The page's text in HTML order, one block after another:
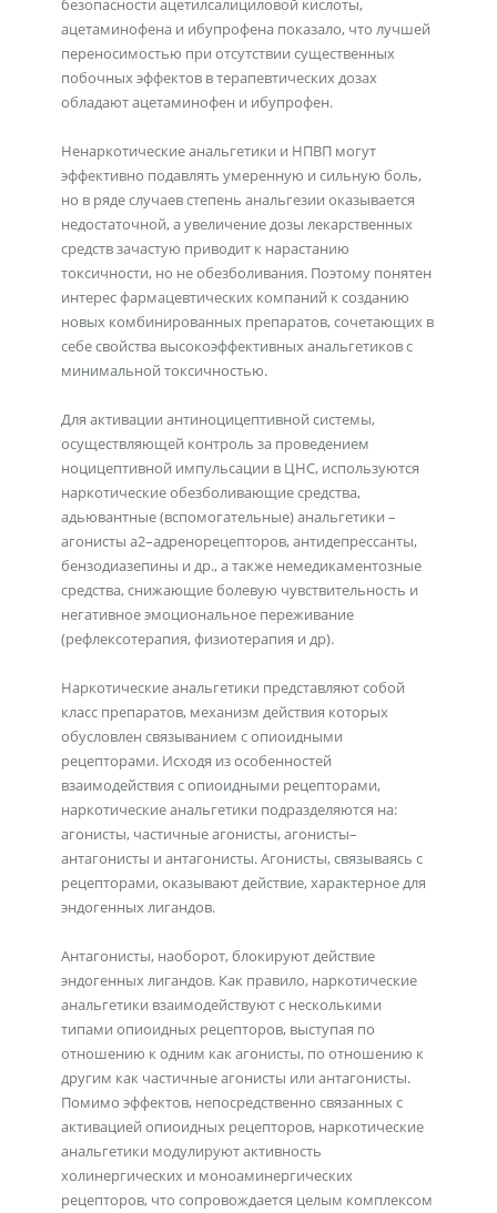
безопасности ацетилсалициловой кислоты,
ацетаминофена и ибупрофена показало, что лучшей
переносимостью при отсутствии существенных
побочных эффектов в терапевтических дозах
обладают ацетаминофен и ибупрофен.
Ненаркотические анальгетики и НПВП могут
эффективно подавлять умеренную и сильную боль,
но в ряде случаев степень анальгезии оказывается
недостаточной, а увеличение дозы лекарственных
средств зачастую приводит к нарастанию
токсичности, но не обезболивания. Поэтому понятен
интерес фармацевтических компаний к созданию
новых комбинированных препаратов, сочетающих в
себе свойства высокоэффективных анальгетиков с
минимальной токсичностью.
Для активации антиноцицептивной системы,
осуществляющей контроль за проведением
ноцицептивной импульсации в ЦНС, используются
наркотические обезболивающие средства,
адьювантные (вспомогательные) анальгетики –
агонисты a2–адренорецепторов, антидепрессанты,
бензодиазепины и др., а также немедикаментозные
средства, снижающие болевую чувствительность и
негативное эмоциональное переживание
(рефлексотерапия, физиотерапия и др).
Наркотические анальгетики представляют собой
класс препаратов, механизм действия которых
обусловлен связыванием с опиоидными
рецепторами. Исходя из особенностей
взаимодействия с опиоидными рецепторами,
наркотические анальгетики подразделяются на:
агонисты, частичные агонисты, агонисты–
антагонисты и антагонисты. Агонисты, связываясь с
рецепторами, оказывают действие, характерное для
эндогенных лигандов.
Антагонисты, наоборот, блокируют действие
эндогенных лигандов. Как правило, наркотические
анальгетики взаимодействуют с несколькими
типами опиоидных рецепторов, выступая по
отношению к одним как агонисты, по отношению к
другим как частичные агонисты или антагонисты.
Помимо эффектов, непосредственно связанных с
активацией опиоидных рецепторов, наркотические
анальгетики модулируют активность
холинергических и моноаминергических
рецепторов, что сопровождается целым комплексом